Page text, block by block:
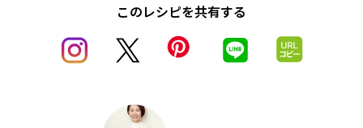
このレシピを共有する